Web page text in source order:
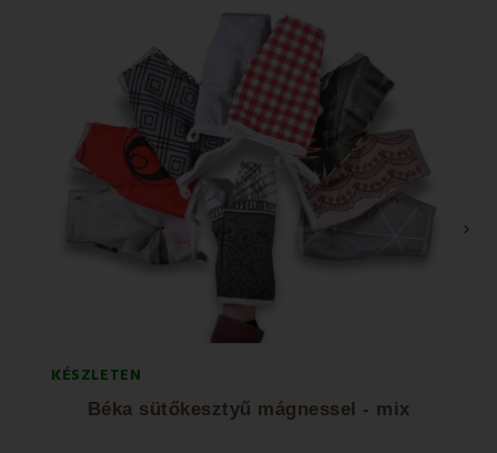
KÉSZLETEN
Béka sütőkesztyű mágnessel - mix
›